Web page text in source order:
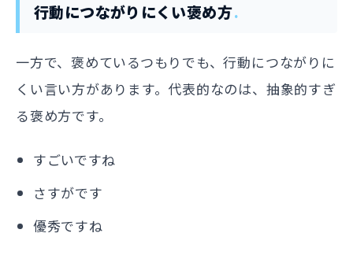
行動につながりにくい褒め方
一方で、褒めているつもりでも、行動につながりに
くい言い方があります。代表的なのは、抽象的すぎ
る褒め方です。
すごいですね
さすがです
優秀ですね